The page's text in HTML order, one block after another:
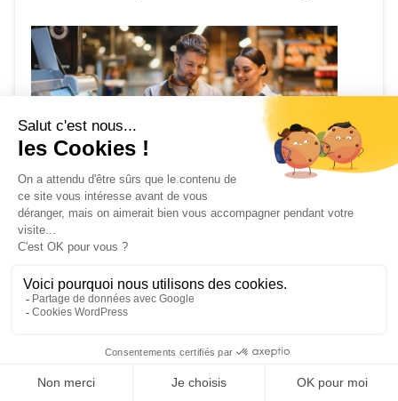
Demande de devis
Recrutement et gestion
du personnel
Si la surface de votre magasin requiert
l’embauche de collaborateurs, le recrutement de